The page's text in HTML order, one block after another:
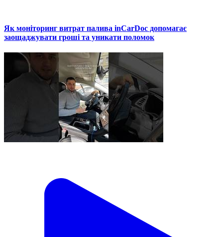
Як моніторинг витрат палива inCarDoc допомагає
заощаджувати гроші та уникати поломок